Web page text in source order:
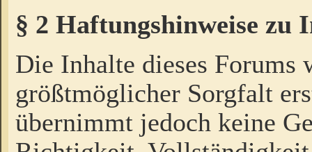
§ 2 Haftungshinweise zu
Die Inhalte dieses Forums
größtmöglicher Sorgfalt
übernimmt jedoch keine